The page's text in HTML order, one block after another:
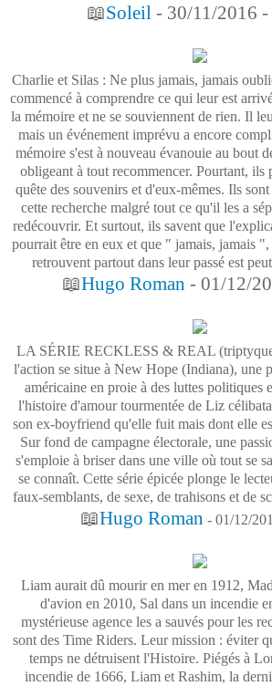
📖Soleil - 30/11/2016
Charlie et Silas : Ne plus jamais, jamais
commencé à comprendre ce qui leur est
la mémoire et ne se souviennent de rien. Il
mais un événement imprévu a encore
mémoire s'est à nouveau évanouie au bout
obligeant à tout recommencer. Pourtant, ils
quête des souvenirs et d'eux-mêmes. Ils
cette recherche malgré tout ce qu'il les a
redécouvrir. Et surtout, ils savent que
pourrait être en eux et que " jamais, jamais
retrouvent partout dans leur passé est
📖Hugo Roman - 01/12/
LA SÉRIE RECKLESS & REAL
l'action se situe à New Hope (Indiana), une
américaine en proie à des luttes politiques
l'histoire d'amour tourmentée de Liz
son ex-boyfriend qu'elle fuit mais dont elle
Sur fond de campagne électorale, une
s'emploie à briser dans une ville où tout se
se connaît. Cette série épicée plonge le
faux-semblants, de sexe, de trahisons et de
📖Hugo Roman - 01/12/
Liam aurait dû mourir en mer en 1912,
d'avion en 2010, Sal dans un incendie
mystérieuse agence les a sauvés pour les
sont des Time Riders. Leur mission : éviter
temps ne détruisent l'Histoire. Piégés à
incendie de 1666, Liam et Rashim, la